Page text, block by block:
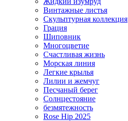
Винтажные листья
Скульптурная коллекция
Грация
Шиповник
Многоцветие
Счастливая жизнь
Морская линия
Легкие крылья
Лилии и жемчуг
Песчаный берег
Солнцестояние
безмятежность
Rose Hip 2025